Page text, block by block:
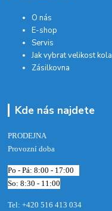
O nás
E-shop
Servis
Jak vybrat velikost kola
Zásilkovna
Kde nás najdete
PRODEJNA
Provozní doba
Po - Pá: 8:00 - 17:00
So: 8:30 - 11:00
Tel: +420 516 413 034‬